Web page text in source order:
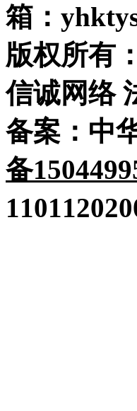
箱：
版权所有
信诚网络
备案：中
备